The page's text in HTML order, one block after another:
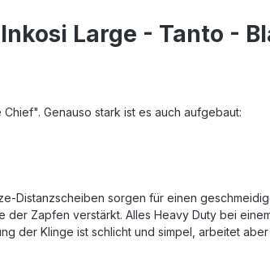
Large - Tanto -
Genauso stark ist es auch aufgebaut:
Distanzscheiben sorgen für einen
der Zapfen verstärkt. Alles Heavy Duty bei
der Klinge ist schlicht und simpel, arbeitet